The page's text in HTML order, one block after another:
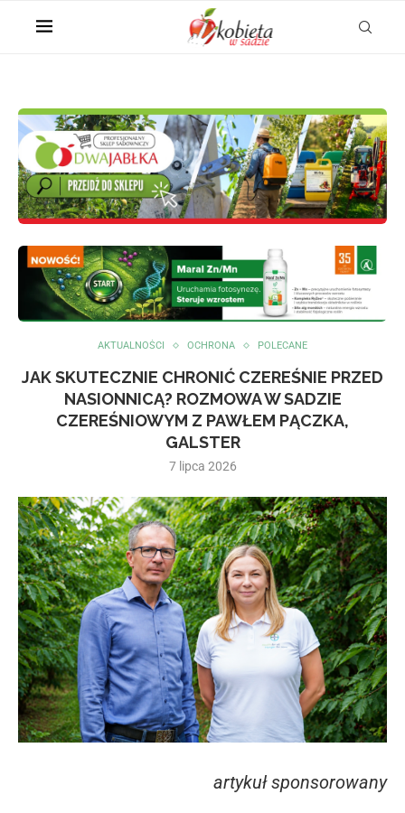
AKTUALNOŚCI OCHRONA POLECANE
JAK SKUTECZNIE CHRONIĆ CZEREŚNIE PRZED
NASIONNICĄ? ROZMOWA W SADZIE
CZEREŚNIOWYM Z PAWŁEM PĄCZKA,
GALSTER
7 lipca 2026
artykuł sponsorowany